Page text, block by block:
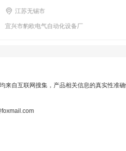
江苏无锡市
宜兴市豹欧电气自动化设备厂
来自互联网搜集，产品相关信息的真实性准